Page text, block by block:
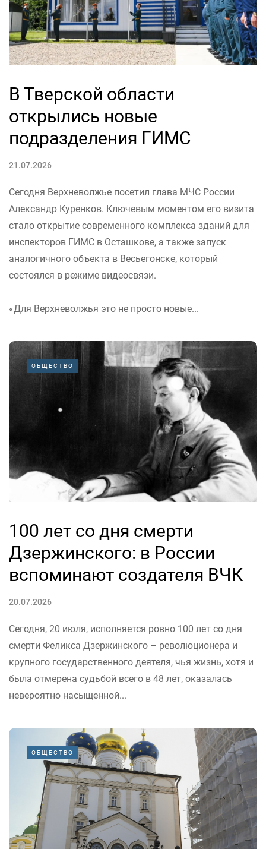
В Тверской области
открылись новые
подразделения ГИМС
21.07.2026
Сегодня Верхневолжье посетил глава МЧС России
Александр Куренков. Ключевым моментом его визита
стало открытие современного комплекса зданий для
инспекторов ГИМС в Осташкове, а также запуск
аналогичного объекта в Весьегонске, который
состоялся в режиме видеосвязи.
«Для Верхневолжья это не просто новые...
ОБЩЕСТВО
100 лет со дня смерти
Дзержинского: в России
вспоминают создателя ВЧК
20.07.2026
Сегодня, 20 июля, исполняется ровно 100 лет со дня
смерти Феликса Дзержинского – революционера и
крупного государственного деятеля, чья жизнь, хотя и
была отмерена судьбой всего в 48 лет, оказалась
невероятно насыщенной...
ОБЩЕСТВО